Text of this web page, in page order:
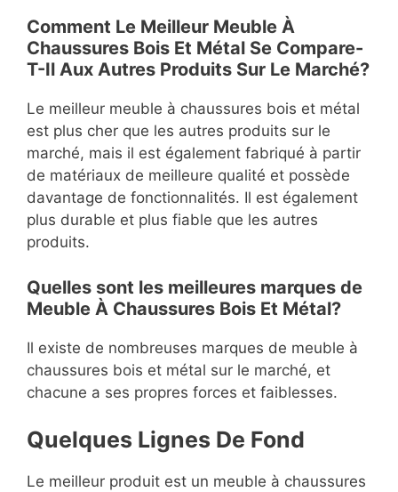
Comment Le Meilleur Meuble À
Chaussures Bois Et Métal Se Compare-
T-Il Aux Autres Produits Sur Le Marché?
Le meilleur meuble à chaussures bois et métal
est plus cher que les autres produits sur le
marché, mais il est également fabriqué à partir
de matériaux de meilleure qualité et possède
davantage de fonctionnalités. Il est également
plus durable et plus fiable que les autres
produits.
Quelles sont les meilleures marques de
Meuble À Chaussures Bois Et Métal?
Il existe de nombreuses marques de meuble à
chaussures bois et métal sur le marché, et
chacune a ses propres forces et faiblesses.
Quelques Lignes De Fond
Le meilleur produit est un meuble à chaussures